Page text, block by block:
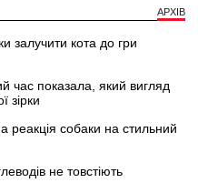
АРХІВ
залучити кота до гри
час показала, який вигляд
зірки
собаки на стильний
не товстіють